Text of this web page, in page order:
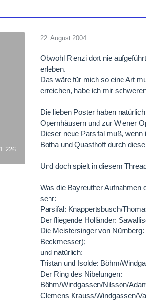
1.226
22. August 2004
Obwohl Rienzi dort nie
erleben.
Das wäre für mich so eine Art
erreichen, habe ich mir
Die lieben Poster haben
Opernhäusern und zur Wiener
Dieser neue Parsifal muß,
Botha und Quasthoff durch
Und doch spielt in diesem
Was die Bayreuther Aufnahmen
sehr:
Parsifal: Knappertsbusch/
Der fliegende Holländer:
Die Meistersinger von
Beckmesser);
und natürlich:
Tristan und Isolde: Böhm/
Der Ring des Nibelungen:
Böhm/Windgassen/Nilsson/
Clemens Krauss/Windgassen/